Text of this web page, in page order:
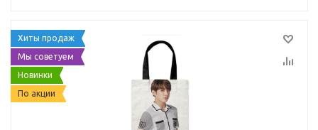
Хиты продаж
Мы советуем
Новинки
По акции